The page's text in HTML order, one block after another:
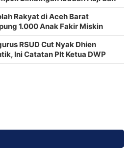
di Aceh
Rakyat di Aceh Barat
1.000 Anak Fakir Miskin
RSUD Cut Nyak Dhien
Ini Catatan Plt Ketua DWP
Barat